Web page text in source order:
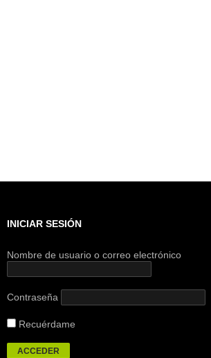
INICIAR SESIÓN
Nombre de usuario o correo electrónico
Contraseña
Recuérdame